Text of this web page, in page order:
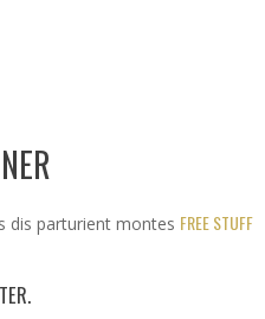
dis parturient montes FREE STUFF